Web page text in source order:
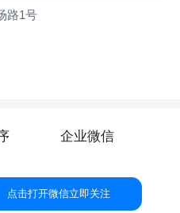
路1号
企业微信
点击打开微信立即关注